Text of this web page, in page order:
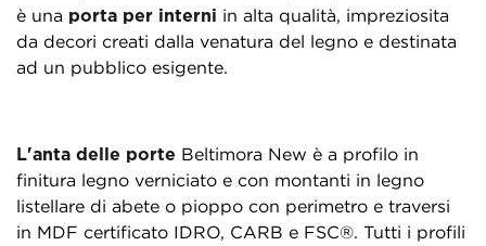
è una porta per interni in alta qualità, impreziosita
da decori creati dalla venatura del legno e destinata
ad un pubblico esigente.
L'anta delle porte Beltimora New è a profilo in
finitura legno verniciato e con montanti in legno
listellare di abete o pioppo con perimetro e traversi
in MDF certificato IDRO, CARB e FSC®. Tutti i profili